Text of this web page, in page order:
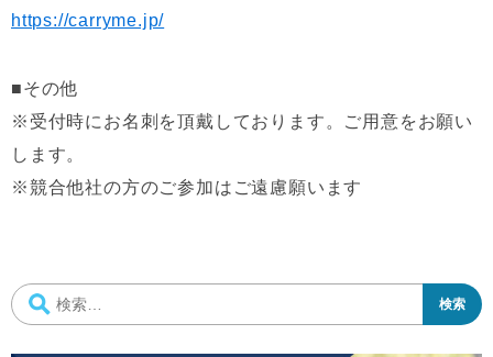
https://carryme.jp/
■その他
※受付時にお名刺を頂戴しております。ご用意をお願い
します。
※競合他社の方のご参加はご遠慮願います
検
索: